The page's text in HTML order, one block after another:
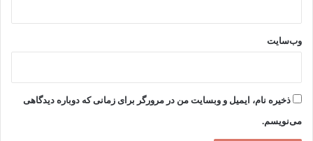
وب‌سایت
ذخیره نام، ایمیل و وبسایت من در مرورگر برای زمانی که دوباره دیدگاهی
می‌نویسم.